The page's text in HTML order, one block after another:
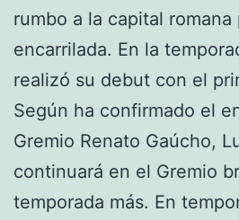
rumbo a la capital romana
encarrilada. En la
realizó su debut con el
Según ha confirmado el
Gremio Renato Gaúcho,
continuará en el Gremio
temporada más. En